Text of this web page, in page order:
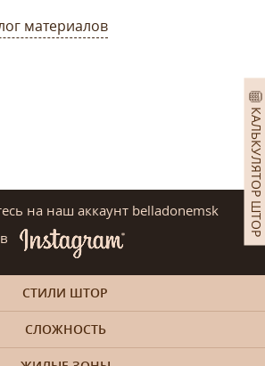
КАЛЬКУЛЯТОР ШТОР
материалов
на наш аккаунт belladonemsk
в
СТИЛИ ШТОР
СЛОЖНОСТЬ